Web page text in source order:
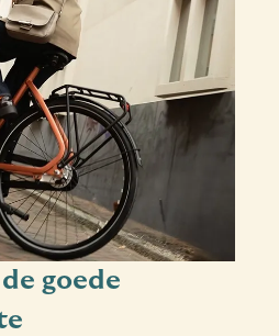
goede